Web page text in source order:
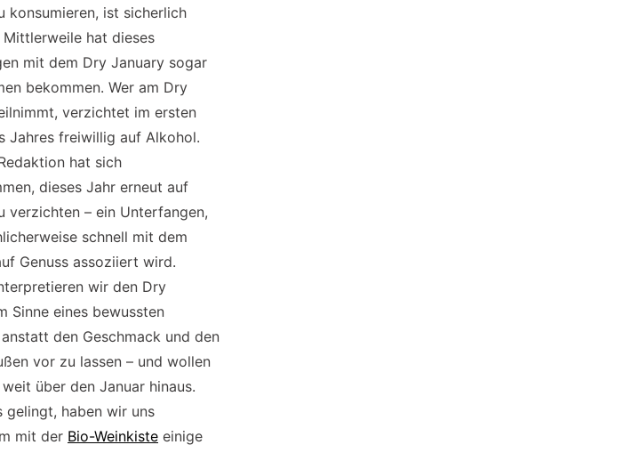
konsumieren, ist sicherlich
Mittlerweile hat dieses
mit dem Dry January sogar
bekommen. Wer am Dry
verzichtet im ersten
Jahres freiwillig auf Alkohol.
hat sich
dieses Jahr erneut auf
verzichten – ein Unterfangen,
schnell mit dem
Genuss assoziiert wird.
wir den Dry
Sinne eines bewussten
anstatt den Geschmack und den
vor zu lassen – und wollen
über den Januar hinaus.
gelingt, haben wir uns
mit der Bio-Weinkiste einige